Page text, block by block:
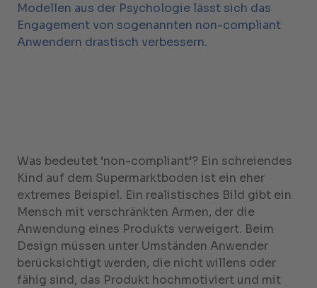
Modellen aus der Psychologie lässt sich das
Engagement von sogenannten non-compliant
Anwendern drastisch verbessern.
Was bedeutet ‘non-compliant’? Ein schreiendes
Kind auf dem Supermarktboden ist ein eher
extremes Beispiel. Ein realistisches Bild gibt ein
Mensch mit verschränkten Armen, der die
Anwendung eines Produkts verweigert. Beim
Design müssen unter Umständen Anwender
berücksichtigt werden, die nicht willens oder
fähig sind, das Produkt hochmotiviert und mit